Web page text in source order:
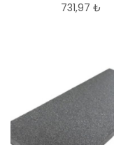
731,97 ₺